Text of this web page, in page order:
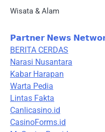
Wisata & Alam
𝗣𝗮𝗿𝘁𝗻𝗲𝗿 𝗡𝗲𝘄𝘀
BERITA CERDAS
Narasi Nusantara
Kabar Harapan
Warta Pedia
Lintas Fakta
Canlicasino.id
CasinoForms.id